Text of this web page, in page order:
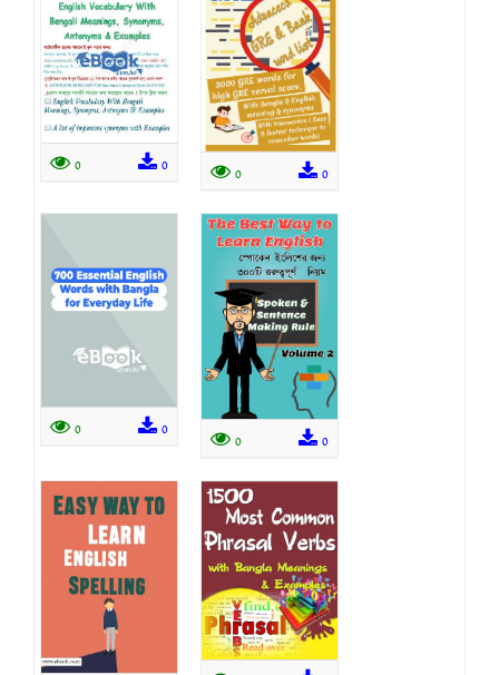
0 0 0 0
0 0
0 0